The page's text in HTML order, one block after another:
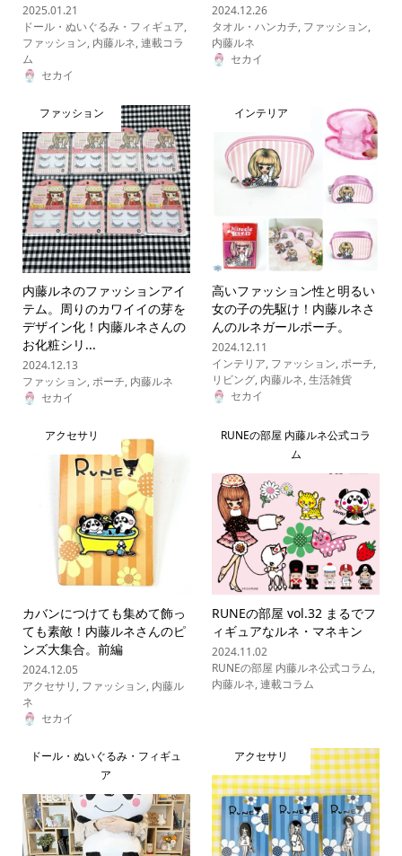
2025.01.21
ドール・ぬいぐるみ・フィギュア,
ファッション, 内藤ルネ,連載コラ
ム
セカイ
2024.12.26
タオル・ハンカチ, ファッション,
内藤ルネ
セカイ
ファッション
内藤ルネのファッションアイ
テム。周りのカワイイの芽を
デザイン化！内藤ルネさんの
お化粧シリ...
2024.12.13
ファッション,ポーチ, 内藤ルネ
セカイ
インテリア
高いファッション性と明るい
女の子の先駆け！内藤ルネさ
んのルネガールポーチ。
2024.12.11
インテリア, ファッション,ポーチ,
リビング, 内藤ルネ,生活雑貨
セカイ
アクセサリ
カバンにつけても集めて飾っ
ても素敵！内藤ルネさんのピ
ンズ大集合。前編
2024.12.05
アクセサリ , ファッション, 内藤ル
ネ
セカイ
RUNEの部屋 内藤ルネ公式コラ
ム
RUNEの部屋 vol.32 まるでフ
ィギュアなルネ・マネキン
2024.11.02
RUNEの部屋 内藤ルネ公式コラム,
内藤ルネ,連載コラム
ドール・ぬいぐるみ・フィギュ
ア
アクセサリ